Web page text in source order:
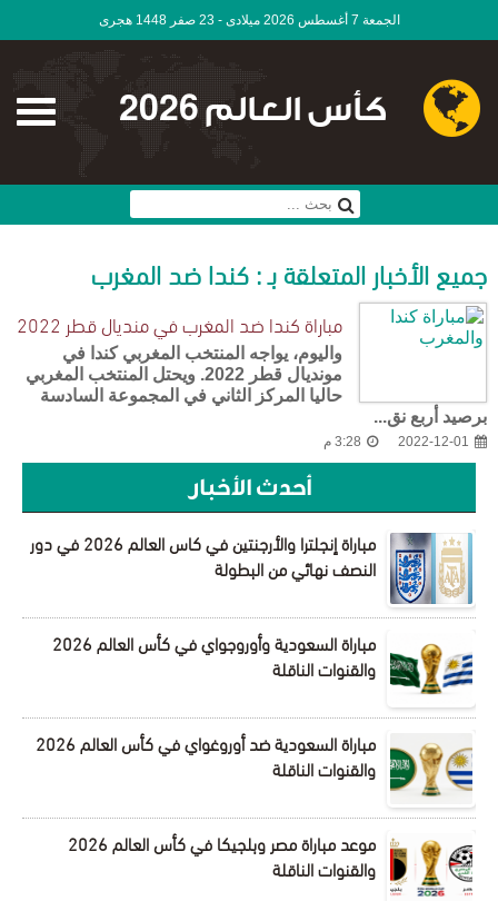
الجمعة 7 أغسطس 2026 ميلادى - 23 صفر 1448 هجرى
كأس العالم 2026
جميع الأخبار المتعلقة بـ : كندا ضد المغرب
مباراة كندا ضد المغرب في منديال قطر 2022
واليوم، يواجه المنتخب المغربي كندا في
مونديال قطر 2022. ويحتل المنتخب المغربي
حاليا المركز الثاني في المجموعة السادسة
برصيد أربع نق...
2022-12-01 3:28 م
أحدث الأخبار
مباراة إنجلترا والأرجنتين في كاس العالم 2026 في دور
النصف نهائي من البطولة
مباراة السعودية وأوروجواي في كأس العالم 2026
والقنوات الناقلة
مباراة السعودية ضد أوروغواي في كأس العالم 2026
والقنوات الناقلة
موعد مباراة مصر وبلجيكا في كأس العالم 2026
والقنوات الناقلة